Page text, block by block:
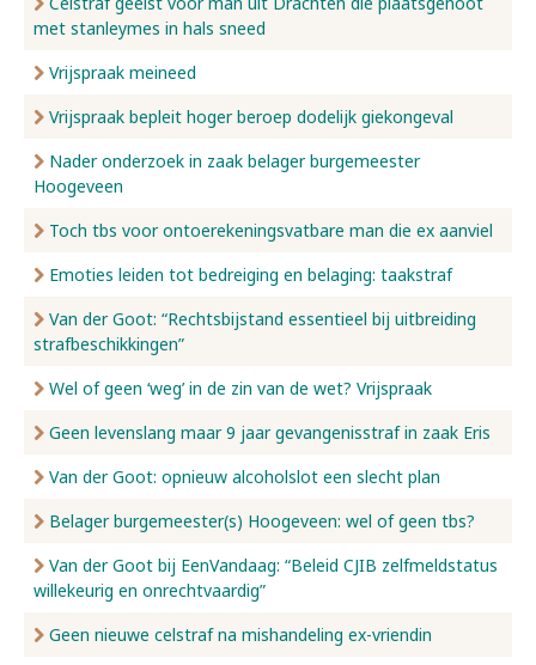
met stanleymes in hals sneed
Vrijspraak meineed
Vrijspraak bepleit hoger beroep dodelijk giekongeval
Nader onderzoek in zaak belager burgemeester
Hoogeveen
Toch tbs voor ontoerekeningsvatbare man die ex aanviel
Emoties leiden tot bedreiging en belaging: taakstraf
Van der Goot: “Rechtsbijstand essentieel bij uitbreiding
strafbeschikkingen”
Wel of geen ‘weg’ in de zin van de wet? Vrijspraak
Geen levenslang maar 9 jaar gevangenisstraf in zaak Eris
Van der Goot: opnieuw alcoholslot een slecht plan
Belager burgemeester(s) Hoogeveen: wel of geen tbs?
Van der Goot bij EenVandaag: “Beleid CJIB zelfmeldstatus
willekeurig en onrechtvaardig”
Geen nieuwe celstraf na mishandeling ex-vriendin